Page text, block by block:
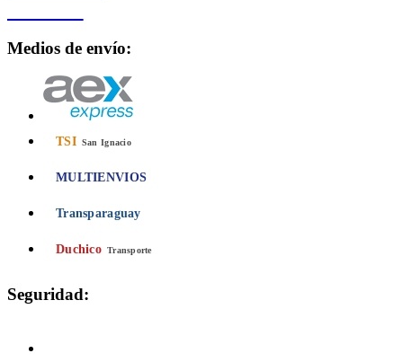
Medios de envío:
TSI San Ignacio
MULTIENVIOS
Transparaguay
Duchico Transporte
Seguridad: